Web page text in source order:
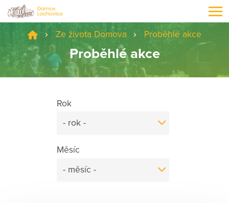
Ze života Domova Proběhlé akce
Proběhlé akce
Rok
- rok -
Měsíc
- měsíc -